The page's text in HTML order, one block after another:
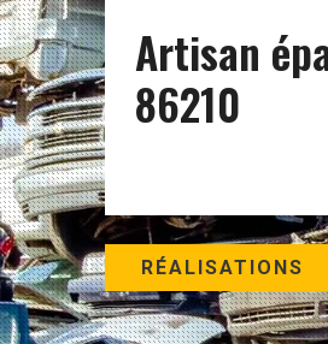
Artisan
86210
RÉALISATIONS